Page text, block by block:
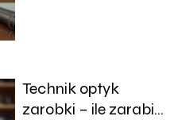
Technik optyk
zarobki – ile zarabia